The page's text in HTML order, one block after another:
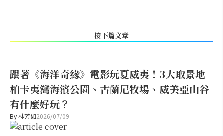
接下篇文章
跟著《海洋奇緣》電影玩夏威夷！3大取景地
柏卡夷灣海濱公園、古蘭尼牧場、威美亞山谷
有什麼好玩？
By林芳如2026/07/09